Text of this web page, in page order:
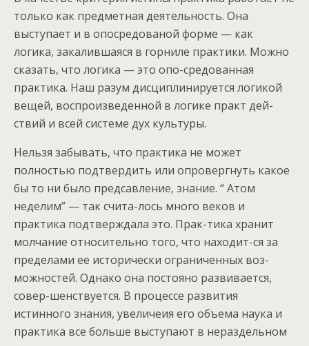
только как предметная деятельность. Она
выступает и в опосредованой форме — как
логика, закалившаяся в горниле практики. Можно
сказать, что логика — это опо-средованная
практика. Наш разум дисциплинируется логикой
вещей, воспроизведенной в логике практ дей-
ствий и всей системе дух культуры.
Нельзя забывать, что практика не может
полностью подтвердить или опровергнуть какое
бы то ни было предсавление, знание. “ Атом
неделим” — так счита-лось много веков и
практика подтверждала это. Прак-тика хранит
молчание относительно того, что находит-ся за
пределами ее исторически ограниченных воз-
можностей. Однако она постояно развивается,
совер-шенствуется. В процессе развития
истинного знания, увеличеия его объема наука и
практика все больше выступают в нераздельном